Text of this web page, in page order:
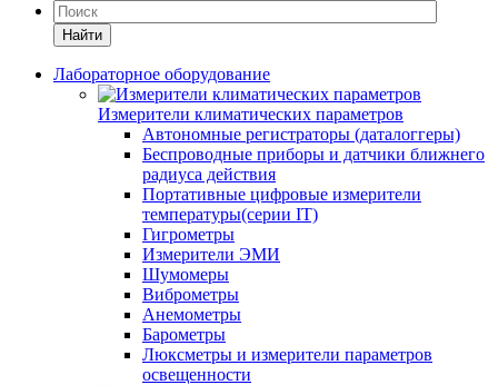
Найти
Лабораторное оборудование
Измерители климатических параметров
Автономные регистраторы (даталоггеры)
Беспроводные приборы и датчики ближнего
радиуса действия
Портативные цифровые измерители
температуры(серии IT)
Гигрометры
Измерители ЭМИ
Шумомеры
Виброметры
Анемометры
Барометры
Люксметры и измерители параметров
освещенности